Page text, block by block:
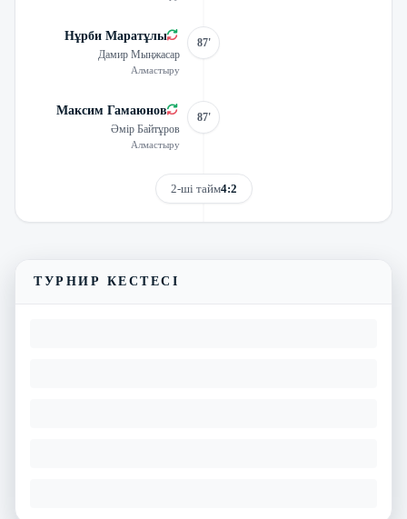
Нұрби Маратұлы
Дамир Мыңжасар
Алмастыру
87'
Максим Гамаюнов
Әмір Байтұров
Алмастыру
87'
2-ші тайм4:2
ТУРНИР КЕСТЕСІ